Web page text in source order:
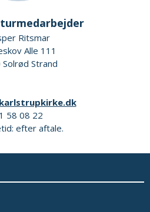
Ritsmar
Alle 111
Solrød Strand
58 08 22
efter aftale.